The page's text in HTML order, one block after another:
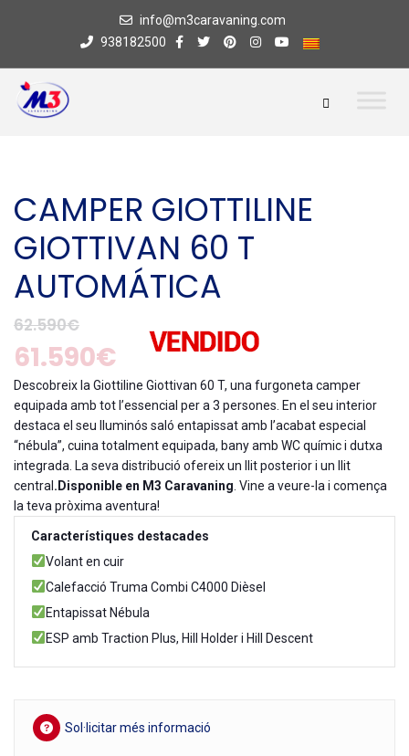
info@m3caravaning.com
938182500
CAMPER GIOTTILINE
GIOTTIVAN 60 T
AUTOMÁTICA
62.590€
61.590€
Descobreix la Giottiline Giottivan 60 T, una furgoneta camper
equipada amb tot l’essencial per a 3 persones. En el seu interior
destaca el seu lluminós saló entapissat amb l’acabat especial
“nébula”, cuina totalment equipada, bany amb WC químic i dutxa
integrada. La seva distribució ofereix un llit posterior i un llit
central .Disponible en M3 Caravaning . Vine a veure-la i comença
la teva pròxima aventura!
Característiques destacades
Volant en cuir
Calefacció Truma Combi C4000 Dièsel
Entapissat Nébula
ESP amb Traction Plus, Hill Holder i Hill Descent
Sol·licitar més informació